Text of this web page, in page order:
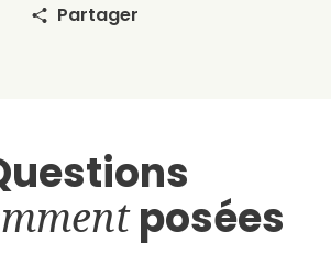
Partager
posées